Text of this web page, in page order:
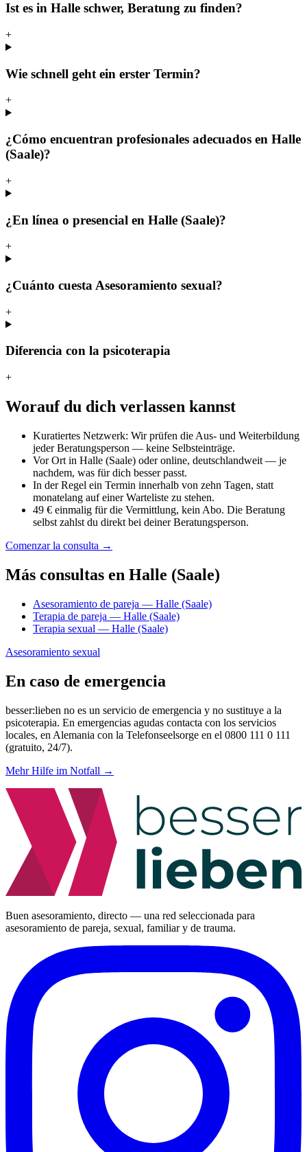
Ist es in Halle schwer, Beratung zu finden?
+
Wie schnell geht ein erster Termin?
+
¿Cómo encuentran profesionales adecuados en Halle
(Saale)?
+
¿En línea o presencial en Halle (Saale)?
+
¿Cuánto cuesta Asesoramiento sexual?
+
Diferencia con la psicoterapia
+
Worauf du dich verlassen kannst
Kuratiertes Netzwerk: Wir prüfen die Aus- und Weiterbildung
jeder Beratungsperson — keine Selbsteinträge.
Vor Ort in Halle (Saale) oder online, deutschlandweit — je
nachdem, was für dich besser passt.
In der Regel ein Termin innerhalb von zehn Tagen, statt
monatelang auf einer Warteliste zu stehen.
49 € einmalig für die Vermittlung, kein Abo. Die Beratung
selbst zahlst du direkt bei deiner Beratungsperson.
Comenzar la consulta →
Más consultas en Halle (Saale)
Asesoramiento de pareja — Halle (Saale)
Terapia de pareja — Halle (Saale)
Terapia sexual — Halle (Saale)
Asesoramiento sexual
En caso de emergencia
besser:lieben no es un servicio de emergencia y no sustituye a la
psicoterapia. En emergencias agudas contacta con los servicios
locales, en Alemania con la Telefonseelsorge en el 0800 111 0 111
(gratuito, 24/7).
Mehr Hilfe im Notfall →
Buen asesoramiento, directo — una red seleccionada para
asesoramiento de pareja, sexual, familiar y de trauma.